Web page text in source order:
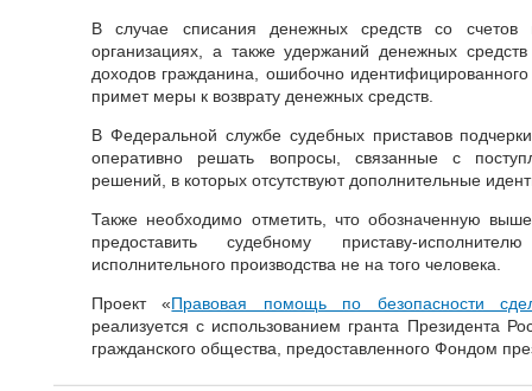
В случае списания денежных средств со
организациях, а также удержаний денежных
доходов гражданина, ошибочно
примет меры к возврату денежных средств.
В Федеральной службе судебных приставов
оперативно решать вопросы, связанные с
решений, в которых отсутствуют дополнительные
Также необходимо отметить, что обозначенную
предоставить судебному приставу-
исполнительного производства не на того человека.
Проект «Правовая помощь по безопасности
реализуется с использованием гранта Президента
гражданского общества, предоставленного Фондом